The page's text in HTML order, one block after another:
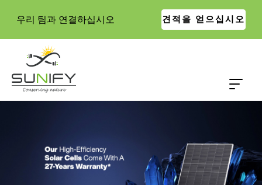
우리 팀과 연결하십시오 견적을 얻으십시오